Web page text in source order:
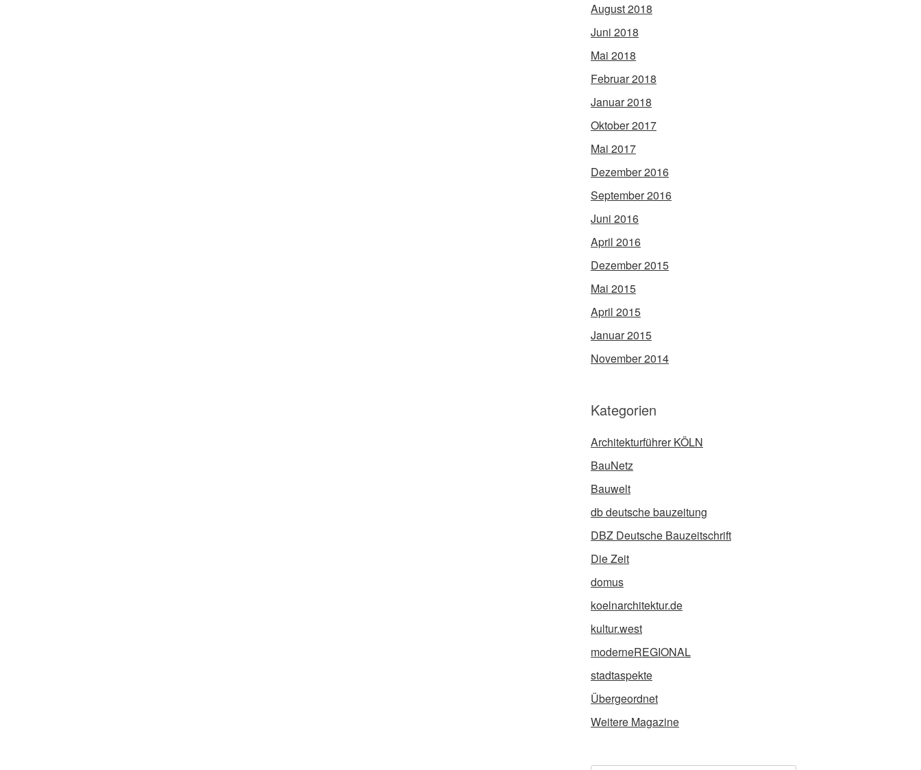
August 2018
Juni 2018
Mai 2018
Februar 2018
Januar 2018
Oktober 2017
Mai 2017
Dezember 2016
September 2016
Juni 2016
April 2016
Dezember 2015
Mai 2015
April 2015
Januar 2015
November 2014
Kategorien
Architekturführer KÖLN
BauNetz
Bauwelt
db deutsche bauzeitung
DBZ Deutsche Bauzeitschrift
Die Zeit
domus
koelnarchitektur.de
kultur.west
moderneREGIONAL
stadtaspekte
Übergeordnet
Weitere Magazine